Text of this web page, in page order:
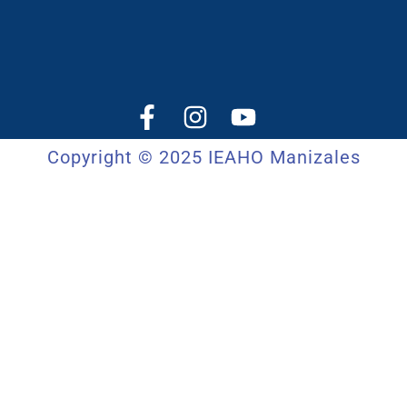
Copyright © 2025 IEAHO Manizales